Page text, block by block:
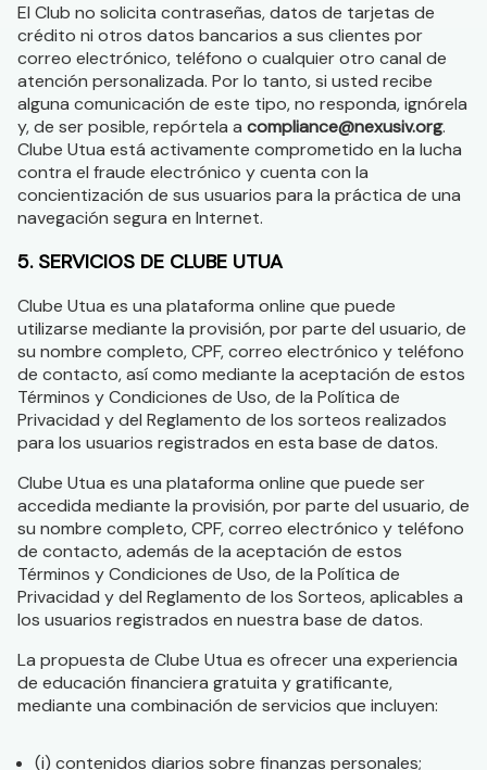
El Club no solicita contraseñas, datos de tarjetas de
crédito ni otros datos bancarios a sus clientes por
correo electrónico, teléfono o cualquier otro canal de
atención personalizada. Por lo tanto, si usted recibe
alguna comunicación de este tipo, no responda, ignórela
y, de ser posible, repórtela a compliance@nexusiv.org.
Clube Utua está activamente comprometido en la lucha
contra el fraude electrónico y cuenta con la
concientización de sus usuarios para la práctica de una
navegación segura en Internet.
5. SERVICIOS DE CLUBE UTUA
Clube Utua es una plataforma online que puede
utilizarse mediante la provisión, por parte del usuario, de
su nombre completo, CPF, correo electrónico y teléfono
de contacto, así como mediante la aceptación de estos
Términos y Condiciones de Uso, de la Política de
Privacidad y del Reglamento de los sorteos realizados
para los usuarios registrados en esta base de datos.
Clube Utua es una plataforma online que puede ser
accedida mediante la provisión, por parte del usuario, de
su nombre completo, CPF, correo electrónico y teléfono
de contacto, además de la aceptación de estos
Términos y Condiciones de Uso, de la Política de
Privacidad y del Reglamento de los Sorteos, aplicables a
los usuarios registrados en nuestra base de datos.
La propuesta de Clube Utua es ofrecer una experiencia
de educación financiera gratuita y gratificante,
mediante una combinación de servicios que incluyen:
(i) contenidos diarios sobre finanzas personales;